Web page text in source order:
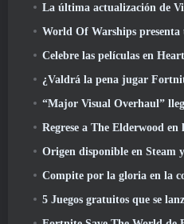
La última actualización de Vindictus presenta una nueva
World Of Warships presenta una
Celebre las películas en Heartopia
¿Valdrá la pena jugar Fortnite Save
“Major Visual Overhaul”
Regrese a The Elderwood en la
Origen disponible en Steam y
Compite por la gloria en la competencia de campeones huecos
5 Juegos gratuitos que se